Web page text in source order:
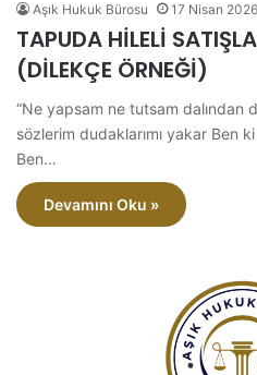
Aşık Hukuk Bürosu 17 Nisan 2026
TAPUDA HİLELİ
(DİLEKÇE ÖRNEĞİ)
“Ne yapsam ne tutsam dalından
sözlerim dudaklarımı yakar Ben
Ben…
Devamını Oku »